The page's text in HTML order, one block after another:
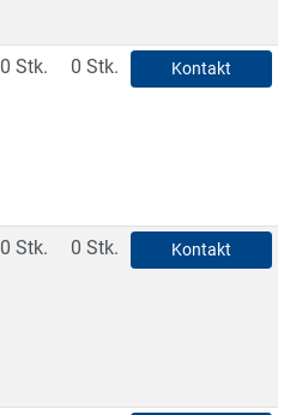
0 Stk. 0 Stk. Kontakt
0 Stk. 0 Stk. Kontakt